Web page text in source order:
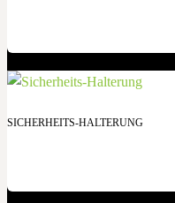
SICHERHEITS-HALTERUNG